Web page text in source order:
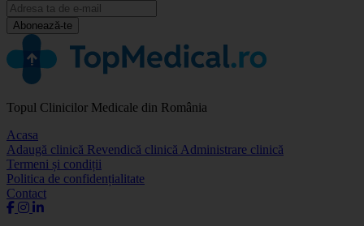
Abonează-te
Topul Clinicilor Medicale din România
Acasa
Adaugă clinică Revendică clinică Administrare clinică
Termeni și condiții
Politica de confidențialitate
Contact